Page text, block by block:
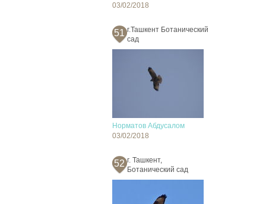
03/02/2018
51 г.Ташкент Ботанический
сад
Норматов Абдусалом
03/02/2018
52 г. Ташкент,
Ботанический сад